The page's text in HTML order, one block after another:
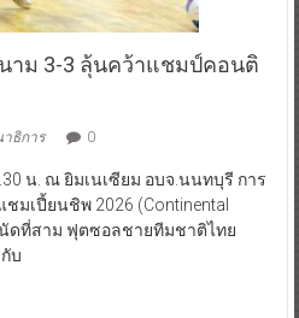
าม 3-3 ลุ้นคว้าแชมป์คอนติ
ธิการ 0
น. ณ ยิมเนเซียม อบจ.นนทบุรี การ
เปี้ยนชิพ 2026 (Continental
นัดที่สาม ฟุตซอลชายทีมชาติไทย
บ